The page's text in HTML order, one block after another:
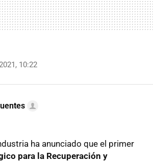
10:22
ha anunciado que el primer
para la Recuperación y